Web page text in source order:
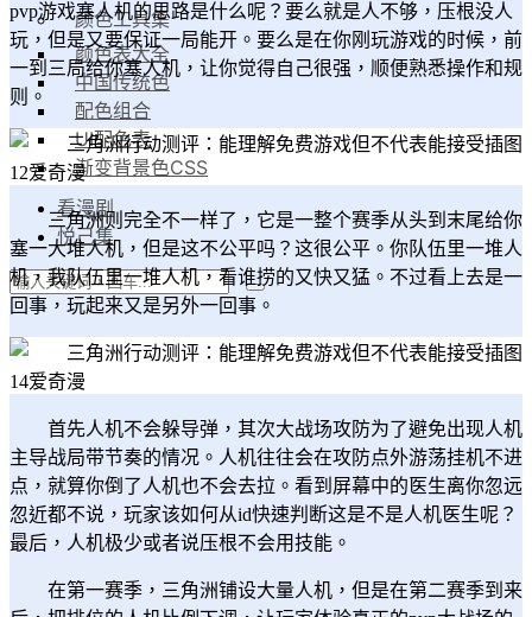
颜色工具集
颜色表大全
中国传统色
配色组合
UI配色表
渐变背景色CSS
看漫剧
悦己集
pvp游戏塞人机的思路是什么呢？要么就是人不够，压根没人
玩，但是又要保证一局能开。要么是在你刚玩游戏的时候，前
一到三局给你塞人机，让你觉得自己很强，顺便熟悉操作和规
则。
三角洲则完全不一样了，它是一整个赛季从头到末尾给你
塞一大堆人机，但是这不公平吗？这很公平。你队伍里一堆人
机，我队伍里一堆人机，看谁捞的又快又猛。不过看上去是一
回事，玩起来又是另外一回事。
首先人机不会躲导弹，其次大战场攻防为了避免出现人机
主导战局带节奏的情况。人机往往会在攻防点外游荡挂机不进
点，就算你倒了人机也不会去拉。看到屏幕中的医生离你忽远
忽近都不说，玩家该如何从id快速判断这是不是人机医生呢？
最后，人机极少或者说压根不会用技能。
在第一赛季，三角洲铺设大量人机，但是在第二赛季到来